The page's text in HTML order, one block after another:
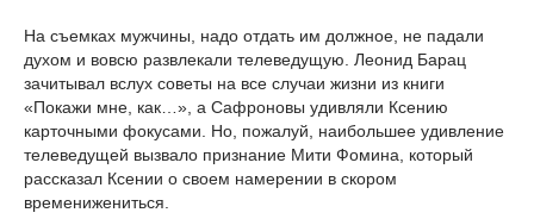
На съемках мужчины, надо отдать им должное, не падали
духом и вовсю развлекали телеведущую. Леонид Барац
зачитывал вслух советы на все случаи жизни из книги
«Покажи мне, как…», а Сафроновы удивляли Ксению
карточными фокусами. Но, пожалуй, наибольшее удивление
телеведущей вызвало признание Мити Фомина, который
рассказал Ксении о своем намерении в скором
временижениться.